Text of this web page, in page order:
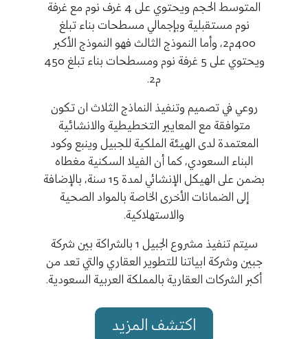
المتوسط الحجم ويحتوي على 4 غرف نوم مع غرفة
نوم مستقبلية وبإجمالي مسطحات بناء تبلغ
400م2، وأما النموذج الثالث فهو النموذج الأكبر
ويحتوي على 5 غرفة نوم ومسطحات بناء تبلغ 450
م2.
روعي في تصميم وتنفيذ النماذج الثلاث ان تكون
متوافقة مع المعايير التخطيطية والانشائية
المعتمدة لدى الهيئة الملكية للجبيل وينبع وكود
البناء السعودي، كما أن الفيلا السكنية مغطاه
بضمن على الهيكل الإنشائي لمدة 15 سنة، بالإضافة
إلى الضمانات الأخرى الخاصة بالمواد الصحية
والاستهلاكية.
سيتم تنفيذ مشروع الجبيل 1 بالشراكة بين شركة
جبين وشركة ابياتنا للتطوير العقاري والتي تعد من
أكبر الشركات العقارية بالمملكة العربية السعودية.
اكتشف المزيد